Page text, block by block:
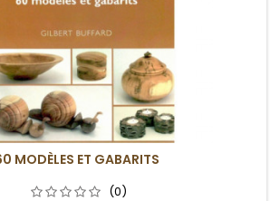
MODÈLES ET GABARITS
(0)